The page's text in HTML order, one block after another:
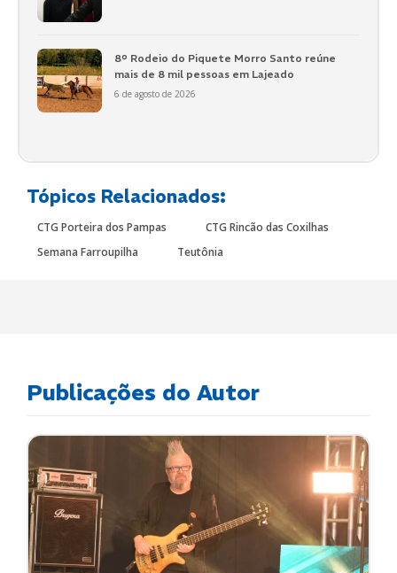
8º Rodeio do Piquete Morro Santo reúne
mais de 8 mil pessoas em Lajeado
6 de agosto de 2026
Tópicos Relacionados:
CTG Porteira dos Pampas
CTG Rincão das Coxilhas
Semana Farroupilha
Teutônia
Publicações do Autor